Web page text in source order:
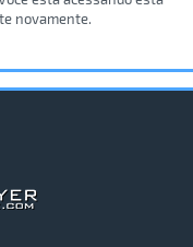
novamente.